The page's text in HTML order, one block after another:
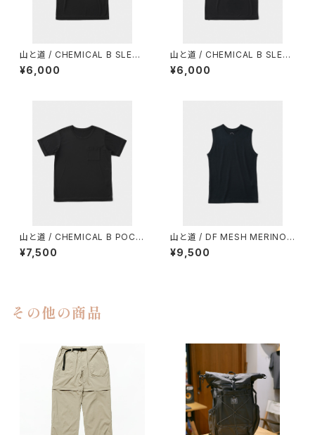
山と道 / CHEMICAL B SLEEV
ELESS（MEN）
¥6,000
山と道 / CHEMICAL B SLEEV
ELESS（WOMEN）
¥6,000
山と道 / CHEMICAL B POCK
ET T-SHIRT（UNISEX）
¥7,500
山と道 / DF MESH MERINO
SLEEVELESS（MEN）
¥9,500
その他の商品